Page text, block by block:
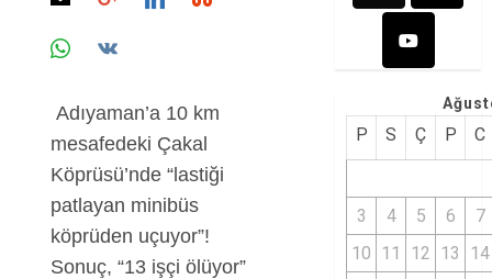
Adıyaman’a 10 km
mesafedeki Çakal
Köprüsü’nde “lastiği
patlayan minibüs
köprüden uçuyor”!
Sonuç, “13 işçi ölüyor”
P S Ç P C
3 4 5 6
7
10 11 12 13
14